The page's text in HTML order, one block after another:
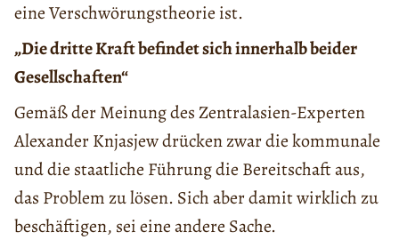
eine Verschwörungstheorie ist.
„Die dritte Kraft befindet sich innerhalb beider
Gesellschaften“
Gemäß der Meinung des Zentralasien-Experten
Alexander Knjasjew drücken zwar die kommunale
und die staatliche Führung die Bereitschaft aus,
das Problem zu lösen. Sich aber damit wirklich zu
beschäftigen, sei eine andere Sache.